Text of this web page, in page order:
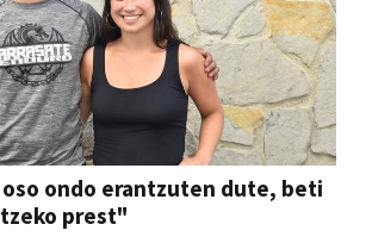
ondo erantzuten dute, beti
prest"